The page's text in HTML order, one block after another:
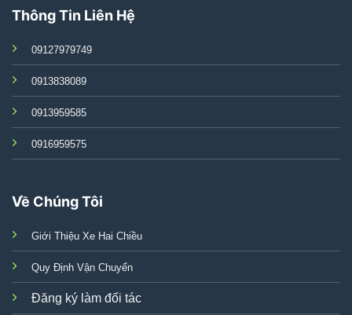
Thông Tin Liên Hệ
09127979749
0913838089
0913959585
0916959575
Về Chúng Tôi
Giới Thiệu Xe Hai Chiều
Quy Định Vận Chuyển
Đăng ký làm đối tác